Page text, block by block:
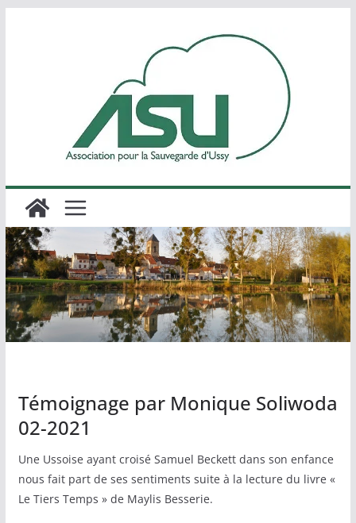
Témoignage par Monique Soliwoda
02-2021
Une Ussoise ayant croisé Samuel Beckett dans son enfance
nous fait part de ses sentiments suite à la lecture du livre «
Le Tiers Temps » de Maylis Besserie.